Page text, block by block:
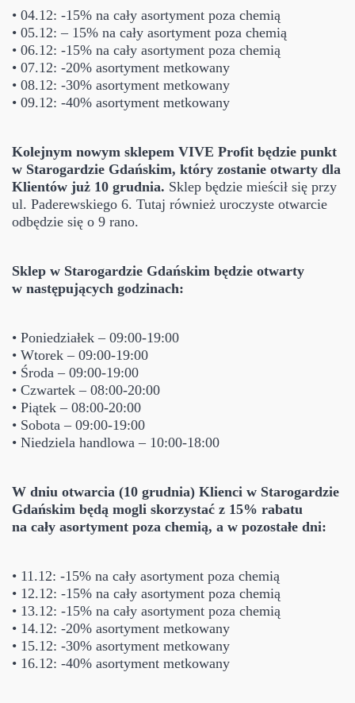
• 04.12: -15% na cały asortyment poza chemią
• 05.12: – 15% na cały asortyment poza chemią
• 06.12: -15% na cały asortyment poza chemią
• 07.12: -20% asortyment metkowany
• 08.12: -30% asortyment metkowany
• 09.12: -40% asortyment metkowany
Kolejnym nowym sklepem VIVE Profit będzie punkt
w Starogardzie Gdańskim, który zostanie otwarty dla
Klientów już 10 grudnia. Sklep będzie mieścił się przy
ul. Paderewskiego 6. Tutaj również uroczyste otwarcie
odbędzie się o 9 rano.
Sklep w Starogardzie Gdańskim będzie otwarty
w następujących godzinach:
• Poniedziałek – 09:00-19:00
• Wtorek – 09:00-19:00
• Środa – 09:00-19:00
• Czwartek – 08:00-20:00
• Piątek – 08:00-20:00
• Sobota – 09:00-19:00
• Niedziela handlowa – 10:00-18:00
W dniu otwarcia (10 grudnia) Klienci w Starogardzie
Gdańskim będą mogli skorzystać z 15% rabatu
na cały asortyment poza chemią, a w pozostałe dni:
• 11.12: -15% na cały asortyment poza chemią
• 12.12: -15% na cały asortyment poza chemią
• 13.12: -15% na cały asortyment poza chemią
• 14.12: -20% asortyment metkowany
• 15.12: -30% asortyment metkowany
• 16.12: -40% asortyment metkowany